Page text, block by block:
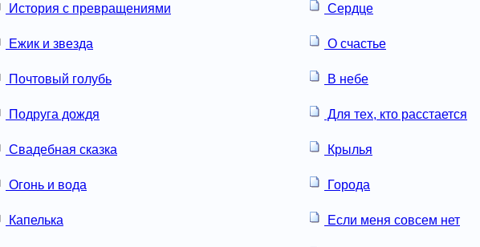
История с превращениями Сердце
Ежик и звезда О счастье
Почтовый голубь В небе
Подруга дождя Для тех, кто расстается
Свадебная сказка Крылья
Огонь и вода Города
Капелька Если меня совсем нет